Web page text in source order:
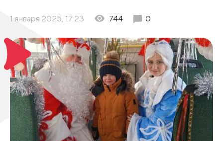
1 января 2025, 17:23 744 0